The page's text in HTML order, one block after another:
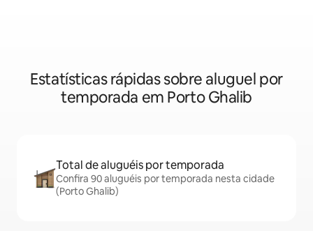
Estatísticas rápidas sobre aluguel por
temporada em Porto Ghalib
Total de aluguéis por temporada
Confira 90 aluguéis por temporada nesta cidade
(Porto Ghalib)